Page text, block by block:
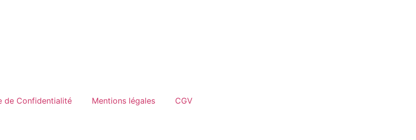
de Confidentialité Mentions légales CGV